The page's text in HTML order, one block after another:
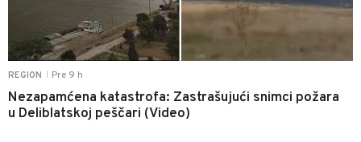
REGION Pre 9 h
Nezapamćena katastrofa: Zastrašujući snimci požara
u Deliblatskoj peščari (Video)